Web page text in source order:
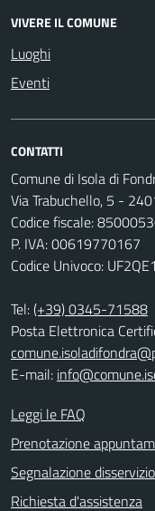
VIVERE IL COMUNE
Luoghi
Eventi
CONTATTI
Comune di Isola di
Via Trabuchello, 5 -
Codice fiscale:
P. IVA: 00619770167
Codice Univoco: UF2QE1
Tel:(+39) 0345-71588
Posta Elettronica
E-mail:
Leggi le FAQ
Prenotazione
Segnalazione disservizio
Richiesta d'assistenza